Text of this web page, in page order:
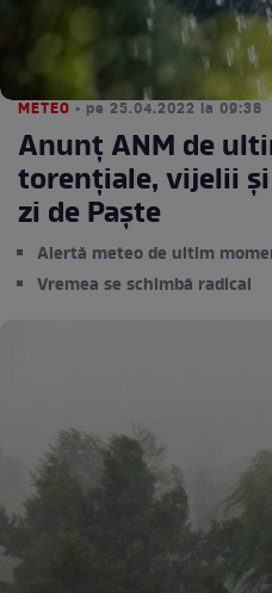
METEO • pe 25.04.2022 la 09:38
Anunț ANM de
torențiale, vijelii
zi de Paște
Alertă meteo de ultim
Vremea se schimbă radical